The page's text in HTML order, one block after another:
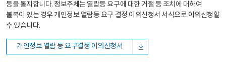
등을 통지합니다. 정보주체는 열람등 요구에 대한 거절 등 조치에 대하여
불복이 있는 경우 개인정보 열람등 요구 결정 이의신청서 서식으로 이의신청할
수 있습니다.
개인정보 열람 등 요구결정 이의신청서